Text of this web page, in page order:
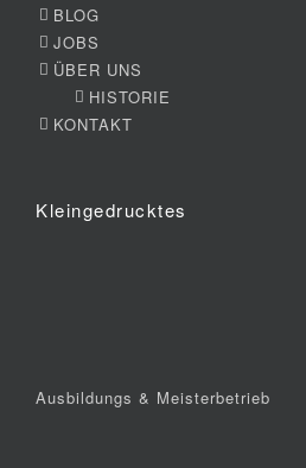
BLOG
JOBS
ÜBER UNS
HISTORIE
KONTAKT
Kleingedrucktes
Ausbildungs & Meisterbetrieb